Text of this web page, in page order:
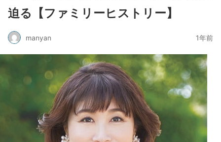
迫る【ファミリーヒストリー】
manyan 1年前